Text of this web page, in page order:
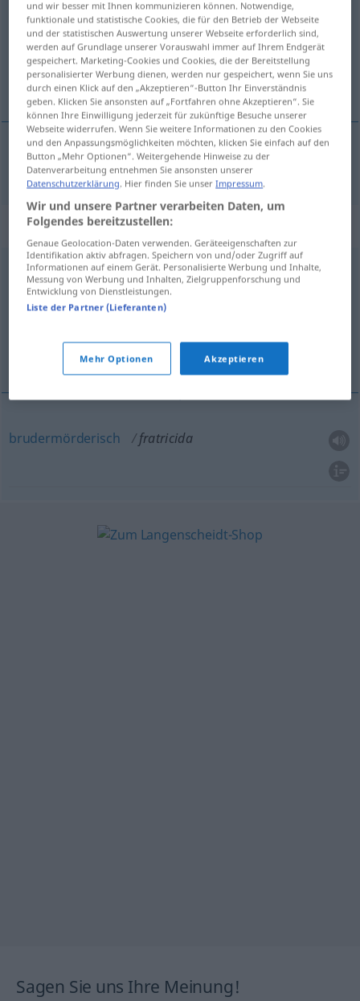
Übersicht aller Übersetzungen
(Für mehr Details die Übersetzung anklicken/antippen)
Brudermörder
Brudermörderm fratricida
„fratricida“: adjetivo
fratricida [fratriˈθiða]adj
Übersicht aller Übersetzungen
brudermörderisch
brudermörderisch fratricida
Sagen Sie uns Ihre Meinung!
und wir besser mit Ihnen kommunizieren können. Notwendige,
funktionale und statistische Cookies, die für den Betrieb der Webseite
und der statistischen Auswertung unserer Webseite erforderlich sind,
werden auf Grundlage unserer Vorauswahl immer auf Ihrem Endgerät
gespeichert. Marketing-Cookies und Cookies, die der Bereitstellung
personalisierter Werbung dienen, werden nur gespeichert, wenn Sie uns
durch einen Klick auf den „Akzeptieren“-Button Ihr Einverständnis
geben. Klicken Sie ansonsten auf „Fortfahren ohne Akzeptieren“. Sie
können Ihre Einwilligung jederzeit für zukünftige Besuche unserer
Webseite widerrufen. Wenn Sie weitere Informationen zu den Cookies
und den Anpassungsmöglichkeiten möchten, klicken Sie einfach auf den
Button „Mehr Optionen“. Weitergehende Hinweise zu der
Datenverarbeitung entnehmen Sie ansonsten unserer
Datenschutzerklärung. Hier finden Sie unserImpressum.
Wir und unsere Partner verarbeiten Daten, um
Folgendes bereitzustellen:
Genaue Geolocation-Daten verwenden. Geräteeigenschaften zur
Identifikation aktiv abfragen. Speichern von und/oder Zugriff auf
Informationen auf einem Gerät. Personalisierte Werbung und Inhalte,
Messung von Werbung und Inhalten, Zielgruppenforschung und
Entwicklung von Dienstleistungen.
Liste der Partner (Lieferanten)
Mehr Optionen Akzeptieren